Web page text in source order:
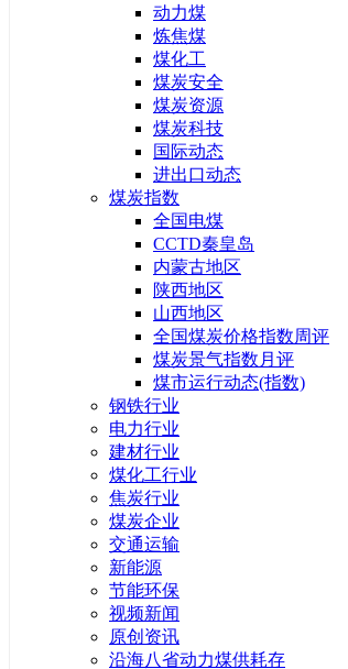
动力煤
炼焦煤
煤化工
煤炭安全
煤炭资源
煤炭科技
国际动态
进出口动态
煤炭指数
全国电煤
CCTD秦皇岛
内蒙古地区
陕西地区
山西地区
全国煤炭价格指数周评
煤炭景气指数月评
煤市运行动态(指数)
钢铁行业
电力行业
建材行业
煤化工行业
焦炭行业
煤炭企业
交通运输
新能源
节能环保
视频新闻
原创资讯
沿海八省动力煤供耗存